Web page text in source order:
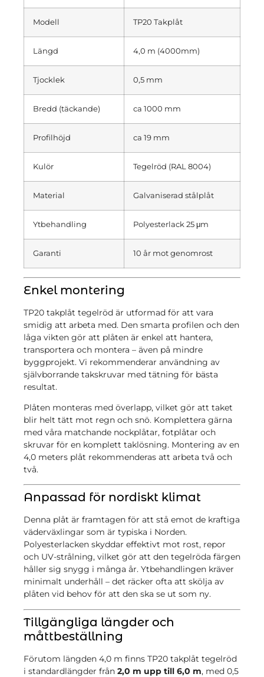
Modell TP20 Takplåt
Längd 4,0 m (4000mm)
Tjocklek 0,5 mm
Bredd (täckande) ca 1000 mm
Profilhöjd ca 19 mm
Kulör Tegelröd (RAL 8004)
Material Galvaniserad stålplåt
Ytbehandling Polyesterlack 25 μm
Garanti 10 år mot genomrost
Enkel montering
TP20 takplåt tegelröd är utformad för att vara
smidig att arbeta med. Den smarta profilen och den
låga vikten gör att plåten är enkel att hantera,
transportera och montera – även på mindre
byggprojekt. Vi rekommenderar användning av
självborrande takskruvar med tätning för bästa
resultat.
Plåten monteras med överlapp, vilket gör att taket
blir helt tätt mot regn och snö. Komplettera gärna
med våra matchande nockplåtar, fotplåtar och
skruvar för en komplett taklösning. Montering av en
4,0 meters plåt rekommenderas att arbeta två och
två.
Anpassad för nordiskt klimat
Denna plåt är framtagen för att stå emot de kraftiga
väderväxlingar som är typiska i Norden.
Polyesterlacken skyddar effektivt mot rost, repor
och UV-strålning, vilket gör att den tegelröda färgen
håller sig snygg i många år. Ytbehandlingen kräver
minimalt underhåll – det räcker ofta att skölja av
plåten vid behov för att den ska se ut som ny.
Tillgängliga längder och
måttbeställning
Förutom längden 4,0 m finns TP20 takplåt tegelröd
i standardlängder från 2,0 m upp till 6,0 m, med 0,5